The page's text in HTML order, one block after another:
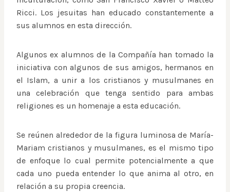
Ricci. Los jesuitas han educado constantemente a
sus alumnos en esta dirección.
Algunos ex alumnos de la Compañía han tomado la
iniciativa con algunos de sus amigos, hermanos en
el Islam, a unir a los cristianos y musulmanes en
una celebración que tenga sentido para ambas
religiones es un homenaje a esta educación.
Se reúnen alrededor de la figura luminosa de María-
Mariam cristianos y musulmanes, es el mismo tipo
de enfoque lo cual permite potencialmente a que
cada uno pueda entender lo que anima al otro, en
relación a su propia creencia.